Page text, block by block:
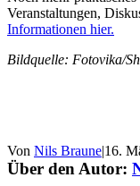
Veranstaltungen,
Informationen hier.
Bildquelle: Fotovika/
Von Nils Braune|16.
Über den Autor: